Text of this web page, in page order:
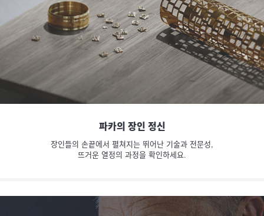
파카의 장인 정신
장인들의 손끝에서 펼쳐지는 뛰어난 기술과 전문성,
뜨거운 열정의 과정을 확인하세요.